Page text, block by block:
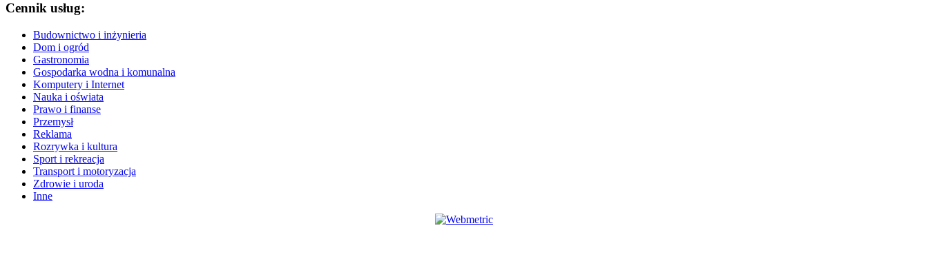
Cennik usług:
Budownictwo i inżynieria
Dom i ogród
Gastronomia
Gospodarka wodna i komunalna
Komputery i Internet
Nauka i oświata
Prawo i finanse
Przemysł
Reklama
Rozrywka i kultura
Sport i rekreacja
Transport i motoryzacja
Zdrowie i uroda
Inne